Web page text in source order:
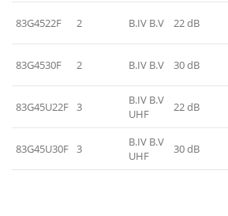
83G4522F 2 B.IV B.V 22 dB
83G4530F 2 B.IV B.V 30 dB
83G45U22F 3
B.IV B.V
UHF
22 dB
83G45U30F 3
B.IV B.V
UHF
30 dB